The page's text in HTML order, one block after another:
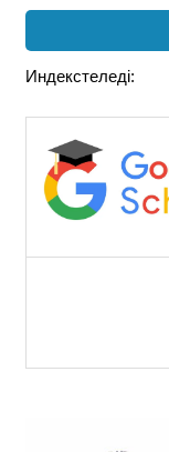
Индекстеледі: